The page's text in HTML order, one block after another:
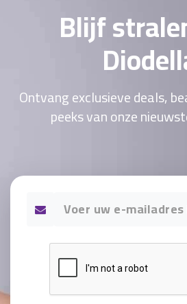
Blijf
Ontvang exclusieve deals,
peeks van onze